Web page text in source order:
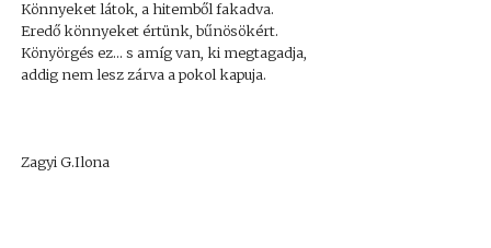
Könnyeket látok, a hitemből fakadva.
Eredő könnyeket értünk, bűnösökért.
Könyörgés ez... s amíg van, ki megtagadja,
addig nem lesz zárva a pokol kapuja.
Zagyi G.Ilona